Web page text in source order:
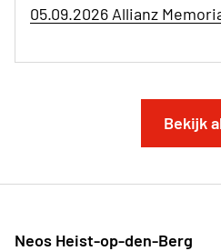
05.09.2026 Allianz
Bekijk
Neos Heist-op-den-Berg